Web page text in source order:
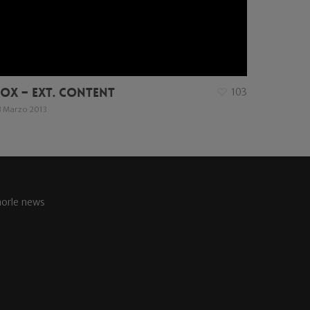
– Ext. Content
Marzo 2013
103
news